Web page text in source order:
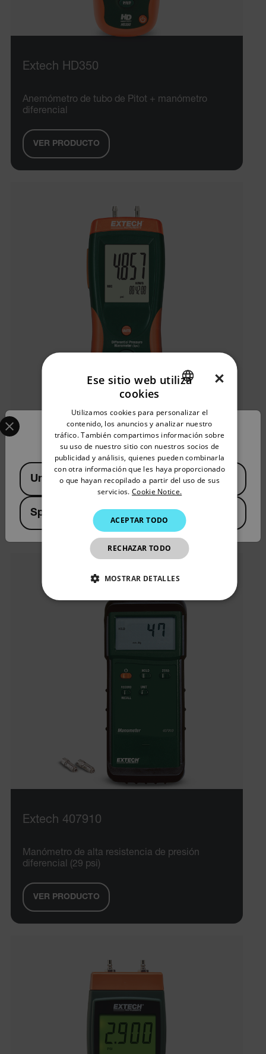
Extech HD350
Anemómetro de tubo de Pitot + manómetro
diferencial
VER PRODUCTO
Extech HD750
Manómetros de presión diferencial (5 psi)
VER PRODUCTO
Extech 407910
Manómetro de alta resistencia de presión
diferencial (29 psi)
VER PRODUCTO
Confirm Location
Select your preferred country and language from the
Available Locations
United States
Spain
GERMAN
FRENCH
SPANISH
PORTUGUESE
KOREAN
JAPANESE
CHINESE
×
Ese sitio web utiliza
cookies
Utilizamos cookies para personalizar el
contenido, los anuncios y analizar nuestro
tráfico. También compartimos información sobre
su uso de nuestro sitio con nuestros socios de
publicidad y análisis, quienes pueden combinarla
con otra información que les haya proporcionado
o que hayan recopilado a partir del uso de sus
servicios. Cookie Notice.
ACEPTAR TODO
RECHAZAR TODO
MOSTRAR DETALLES
COOKIES ESTRICTAMENTE
NECESARIAS
COOKIES DE RENDIMIENTO
COOKIES DE PREFERENCIAS
COOKIES DE FUNCIONALIDAD
Cookies de rendimiento
Cookies de preferencias
Las cookies estrictamente necesarias permiten la
cookies estrictamente necesarias.
cart_products_oids
cashrun_site_id